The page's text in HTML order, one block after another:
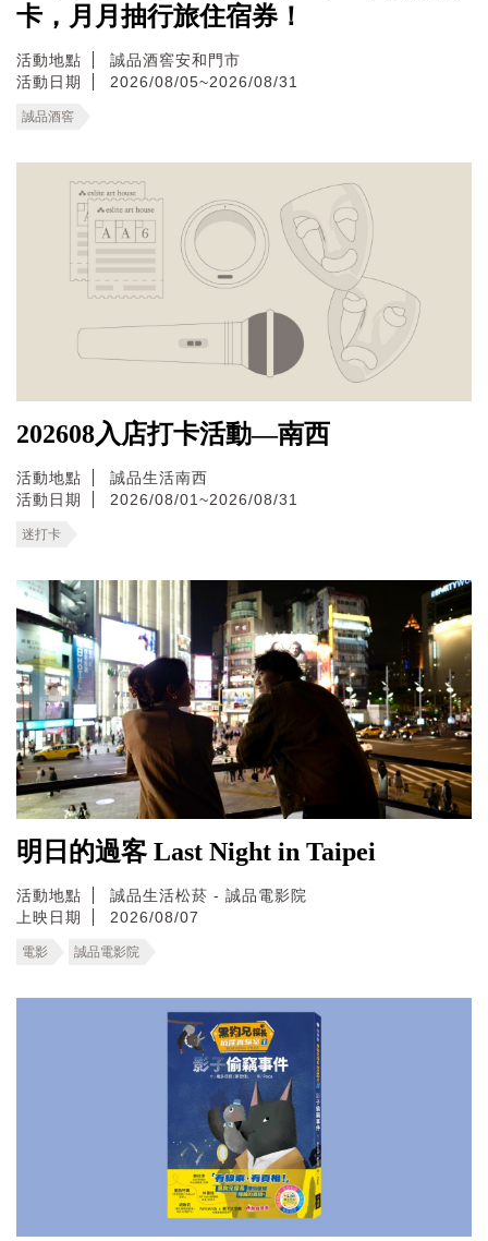
卡，月月抽行旅住宿券！
活動地點
誠品酒窖安和門市
活動日期
2026/08/05~2026/08/31
誠品酒窖
202608入店打卡活動—南西
活動地點
誠品生活南西
活動日期
2026/08/01~2026/08/31
迷打卡
明日的過客 Last Night in Taipei
活動地點
誠品生活松菸 - 誠品電影院
上映日期
2026/08/07
電影 誠品電影院